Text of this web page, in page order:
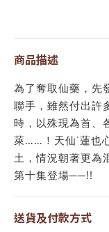
商品描述
為了奪取仙藥，先
聯手，雖然付出許
時，以殊現為首、
萊……！天仙˙蓮也
土，情況朝著更
第十集登場──!!
送貨及付款方式